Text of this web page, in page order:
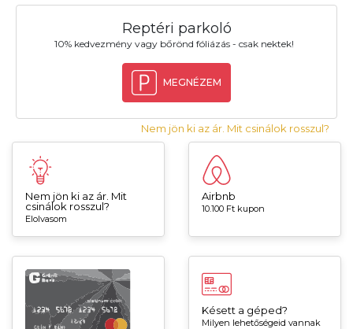
Reptéri parkoló
10% kedvezmény vagy bőrönd fóliázás - csak nektek!
MEGNÉZEM
Nem jön ki az ár. Mit csinálok rosszul?
Nem jön ki az ár. Mit
csinálok rosszul?
Elolvasom
Airbnb
10.100 Ft kupon
Késett a géped?
Milyen lehetőségeid vannak